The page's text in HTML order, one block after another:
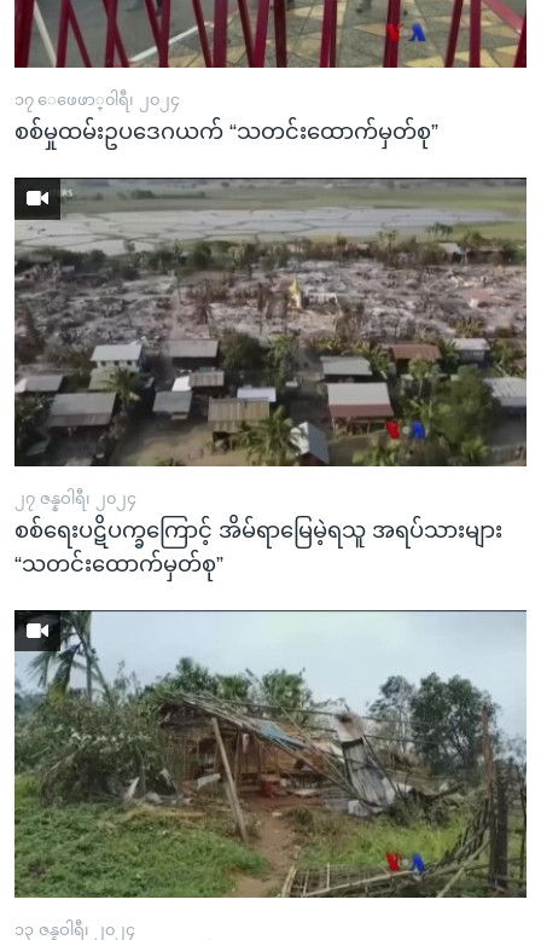
၁၇ ေဖေဖာ္၀ါရီ၊ ၂၀၂၄
စစ်မှုထမ်းဥပဒေဂယက် “သတင်းထောက်မှတ်စု”
၂၇ ဇန္နဝါရီ၊ ၂၀၂၄
စစ်ရေးပဋိပက္ခကြောင့် အိမ်ရာမြေမဲ့ရသူ အရပ်သားများ
“သတင်းထောက်မှတ်စု”
၁၃ ဇန္နဝါရီ၊ ၂၀၂၄